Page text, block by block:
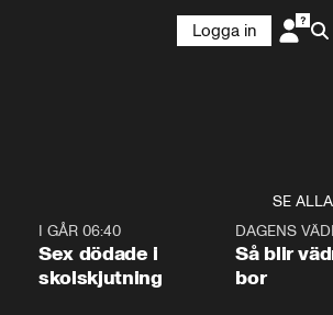
Logga in
SE ALLA
I GÅR 06:40
Sex dödade i
skolskjutning
DAGENS
Så blir
bor